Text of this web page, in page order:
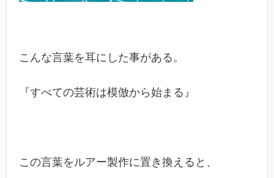
こんな言葉を耳にした事がある。
『すべての芸術は模倣から始まる』
この言葉をルアー製作に置き換えると、